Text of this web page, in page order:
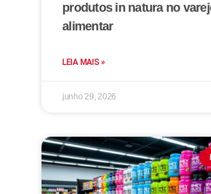
produtos in natura no
alimentar
LEIA MAIS »
junho 29, 2026